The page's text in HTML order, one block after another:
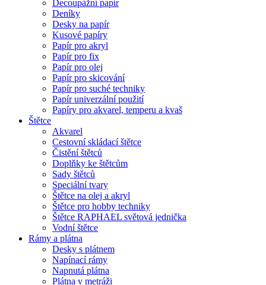
Decoupážní papír
Deníky
Desky na papír
Kusové papíry
Papír pro akryl
Papír pro fix
Papír pro olej
Papír pro skicování
Papír pro suché techniky
Papír univerzální použití
Papíry pro akvarel, temperu a kvaš
Štětce
Akvarel
Cestovní skládací štětce
Čistění štětců
Doplňky ke štětcům
Sady štětců
Speciální tvary
Štětce na olej a akryl
Štětce pro hobby techniky
Štětce RAPHAEL světová jednička
Vodní štětce
Rámy a plátna
Desky s plátnem
Napínací rámy
Napnutá plátna
Plátna v metráži